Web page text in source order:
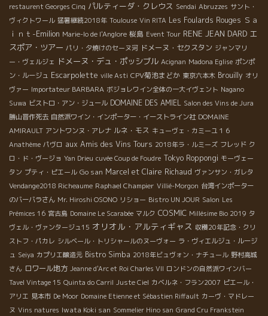
restaurent Georges Cinq パルティーダ・クレウス Sendai Abruzzes サント・
ヴィクトワール 猛暑継続2018年 Toulouse Vin RITA Les Foulards Rouges Ｓａ
ｉｎｔ-Emilion Marie-lo de l'Anglore 桜島 Event Tour RENE JEAN DARD エ
スポア・ツアー パリ・夕焼けのセーヌ河 ドメーヌ・セクスタン ジャンマリ
ー・ヴェルジェ ドメーヌ・デュ・ポッシブル Acignan Madona Eglise ポンポ
ン・ルージュ Escarpolette ville Asti CPV菊池まどか 東京六本木 Brouilly オリ
ヴァー Importateur BARBARA ボジョレワイン全体の一大イヴェント Nagano
Suwa ビストロ・アン・ジュール DOMAINE DES AMIEL Salon des Vins de Jura
勝山晋作死去 自然派ワイン・インポーター・イーストライン社 DOMAINE
AMIRAULT アントワンヌ・アレナ ルネ・モス キューヴェ・カミーユ１６
Anathème パヴロ aux Amis des Vins Tours 2018年ラ・ルミーズ フレッド ク
ロ・ド・ヴージョ Yan Drieu cuvée Coup de Foudre Tokyo Roppongi モーヴェー
タン プティ・ピエール Go san Marcel et Claire Richaud ヴァンサン・ガレタ
Vendange2018 Richeaume Raphael Champier Villié-Morgon 台湾インポーター
のバーバラさん Mr. Hiroshi OSONO リショー Bistro UN JOUR Salon Les
Prémices 16 宮古島 Domaine Le Scarabée マルク COSMIC Millésime Bio 2019 タ
ヴェル・ヴァンタージュ15 オリオル・アルティギャス 収穫20年記念・クリ
ストフ・パカレ シルベール・トリシャールのヌーヴォー ラ・ヴィエルジュ・ルージ
ュ Seiya カプリエ醸造元 Bistro Simba 2018年ビュヴォン・ナチュール 野村高城
さん ロワール地方 Jeanne d'Arc et Roi Charles VII ロンドンの自然派ワインバー
Tavel Vintage 15 Quinta do Carril Juste Ciel カベルネ・フラン2007 ピエール・
アリエ 見本市 De Moor Domaine Etienne et Sébastien Riffault カーヴ・マドレー
ヌ Vins natures Iwata Koki san Sommelier Hino san Grand Cru Frankstein